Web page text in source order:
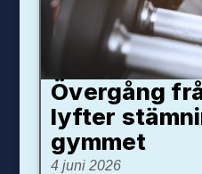
Övergång
lyfter
gymmet
4 juni 2026